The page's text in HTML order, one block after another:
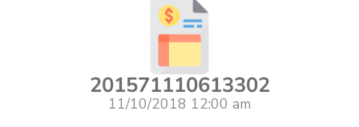
201571110613302
11/10/2018 12:00 am